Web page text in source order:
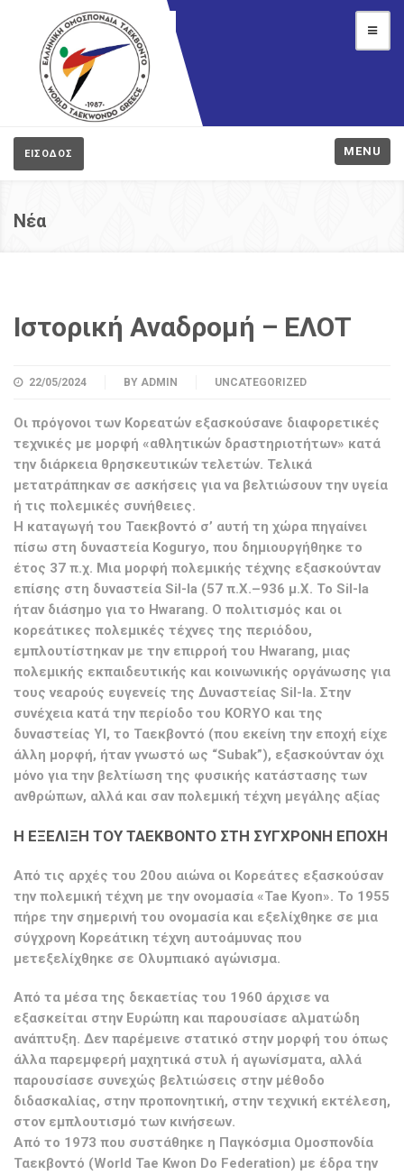
ΕΙΣΟΔΟΣ MENU
Νέα
Ιστορική Αναδρομή – ΕΛΟΤ
22/05/2024 BY ADMIN UNCATEGORIZED
Οι πρόγονοι των Κορεατών εξασκούσανε διαφορετικές
τεχνικές με μορφή «αθλητικών δραστηριοτήτων» κατά
την διάρκεια θρησκευτικών τελετών. Τελικά
μετατράπηκαν σε ασκήσεις για να βελτιώσουν την υγεία
ή τις πολεμικές συνήθειες.
Η καταγωγή του Ταεκβοντό σ’ αυτή τη χώρα πηγαίνει
πίσω στη δυναστεία Koguryo, που δημιουργήθηκε το
έτος 37 π.χ. Μια μορφή πολεμικής τέχνης εξασκούνταν
επίσης στη δυναστεία Sil-la (57 π.Χ.–936 μ.Χ. To Sil-la
ήταν διάσημο για το Hwarang. Ο πολιτισμός και οι
κορεάτικες πολεμικές τέχνες της περιόδου,
εμπλουτίστηκαν με την επιρροή του Hwarang, μιας
πολεμικής εκπαιδευτικής και κοινωνικής οργάνωσης για
τους νεαρούς ευγενείς της Δυναστείας Sil-la. Στην
συνέχεια κατά την περίοδο του KORYO και της
δυναστείας YI, το Ταεκβοντό (που εκείνη την εποχή είχε
άλλη μορφή, ήταν γνωστό ως “Subak”), εξασκούνταν όχι
μόνο για την βελτίωση της φυσικής κατάστασης των
ανθρώπων, αλλά και σαν πολεμική τέχνη μεγάλης αξίας
Η ΕΞΕΛΙΞΗ ΤΟΥ ΤΑΕΚΒΟΝΤΟ ΣΤΗ ΣΥΓΧΡΟΝΗ ΕΠΟΧΗ
Από τις αρχές του 20ου αιώνα οι Κορεάτες εξασκούσαν
την πολεμική τέχνη με την ονομασία «Tae Kyon». Το 1955
πήρε την σημερινή του ονομασία και εξελίχθηκε σε μια
σύγχρονη Κορεάτικη τέχνη αυτοάμυνας που
μετεξελίχθηκε σε Ολυμπιακό αγώνισμα.
Από τα μέσα της δεκαετίας του 1960 άρχισε να
εξασκείται στην Ευρώπη και παρουσίασε αλματώδη
ανάπτυξη. Δεν παρέμεινε στατικό στην μορφή του όπως
άλλα παρεμφερή μαχητικά στυλ ή αγωνίσματα, αλλά
παρουσίασε συνεχώς βελτιώσεις στην μέθοδο
διδασκαλίας, στην προπονητική, στην τεχνική εκτέλεση,
στον εμπλουτισμό των κινήσεων.
Από το 1973 που συστάθηκε η Παγκόσμια Ομοσπονδία
Ταεκβοντό (World Tae Kwon Do Federation) με έδρα την